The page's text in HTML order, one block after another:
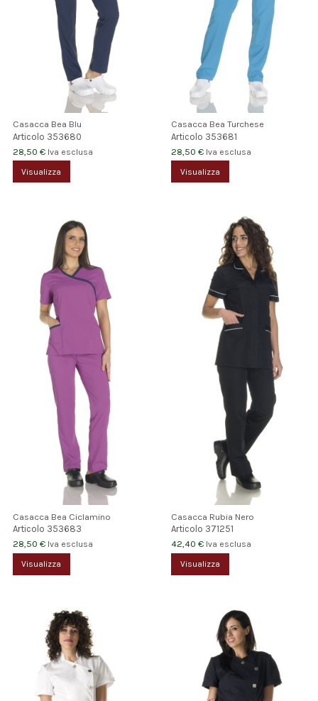
Casacca Bea Blu
Articolo 353680
28,50 € Iva esclusa
Visualizza
Casacca Bea Turchese
Articolo 353681
28,50 € Iva esclusa
Visualizza
Casacca Bea Ciclamino
Articolo 353683
28,50 € Iva esclusa
Visualizza
Casacca Rubia Nero
Articolo 371251
42,40 € Iva esclusa
Visualizza